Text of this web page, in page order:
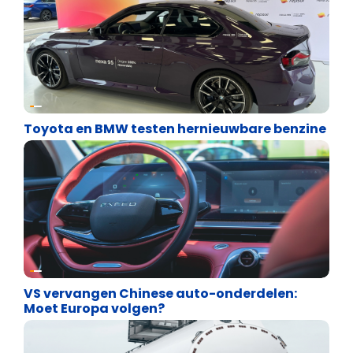
Energie en transport
Toyota en BMW testen hernieuwbare benzine
Energie en transport
VS vervangen Chinese auto-onderdelen:
Moet Europa volgen?